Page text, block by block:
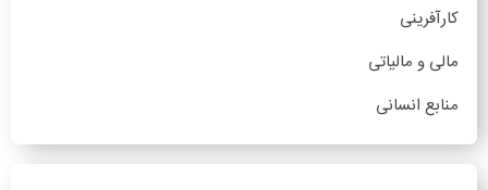
کارآفرینی
مالی و مالیاتی
منابع انسانی